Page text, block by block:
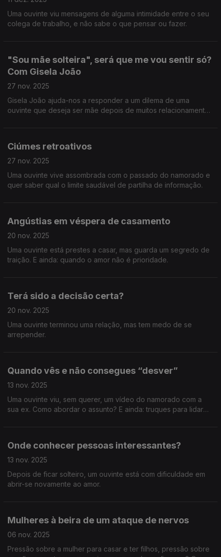
Uma ouvinte viu mensagens de alguma intimidade entre o seu
colega de trabalho, e não sabe o que pensar ou fazer.
"Sou mãe solteira", será que me vou sentir só?
Com Gisela João
27 nov. 2025
Gisela João ajuda-nos a responder a um dilema de uma
ouvinte que deseja ser mãe depois de muitos relacionamentos
Ciúmes retroativos
27 nov. 2025
Uma ouvinte vive assombrada com o passado do namorado e
quer saber qual o limite saudável de partilha de informação.
Angústias em véspera de casamento
20 nov. 2025
Uma ouvinte está prestes a casar, mas guarda um segredo de
traição. E ainda: quando o amor não é prioridade.
Terá sido a decisão certa?
20 nov. 2025
Uma ouvinte terminou uma relação, mas tem medo de se
arrepender.
Quando vês e não consegues “desver”
13 nov. 2025
Uma ouvinte viu, sem querer, um vídeo do namorado com a
sua ex. Como abordar o assunto? E ainda: truques para lidar
Onde conhecer pessoas interessantes?
13 nov. 2025
Depois de ficar solteiro, um ouvinte está com dificuldade em
abrir-se novamente ao amor.
Mulheres à beira de um ataque de nervos
06 nov. 2025
Pressão sobre a mulher para casar e ter filhos, pressão sobre